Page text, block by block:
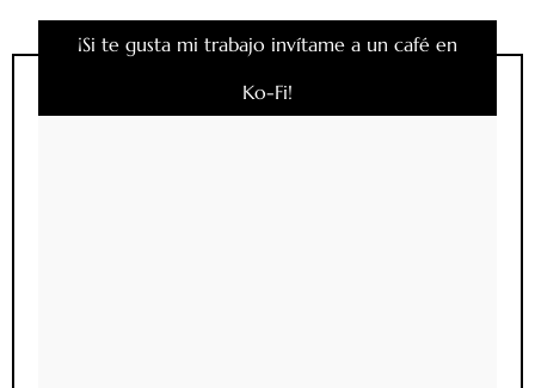
¡Si te gusta mi trabajo invítame a un café en
Ko-Fi!